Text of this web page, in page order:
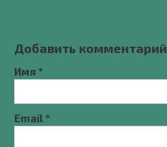
Добавить комментарий
Имя *
Email *